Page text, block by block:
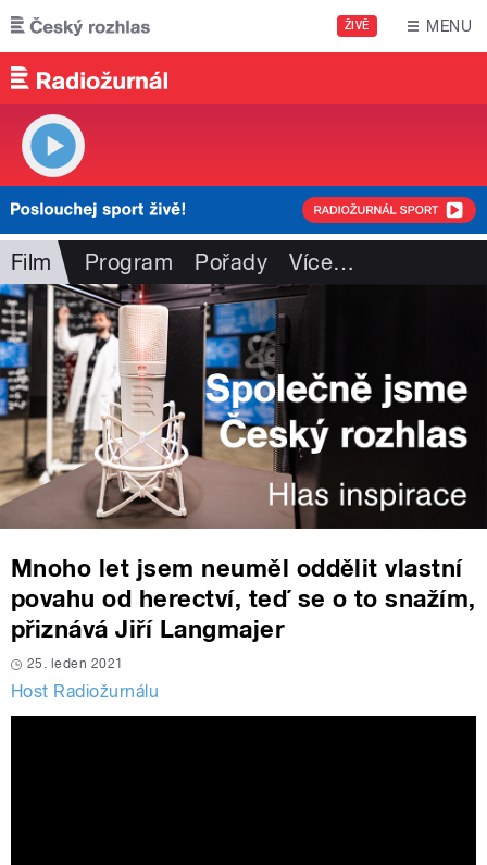
Přejít k hlavnímu obsahu
ŽIVĚ MENU
Film Program Pořady Více…
Mnoho let jsem neuměl oddělit vlastní
povahu od herectví, teď se o to snažím,
přiznává Jiří Langmajer
25. leden 2021
Host Radiožurnálu